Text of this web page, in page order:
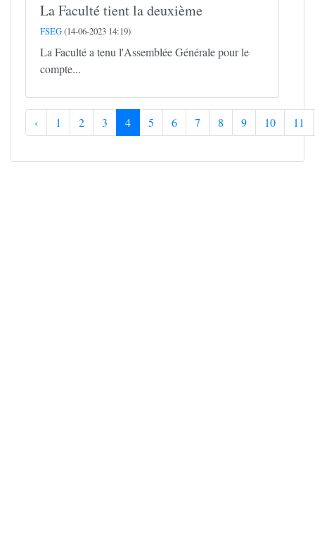
La Faculté tient la deuxième
FSEG(14-06-2023 14:19)
La Faculté a tenu l'Assemblée Générale pour le
compte...
‹ 1 2 3 4 5 6 7 8 9 10 11